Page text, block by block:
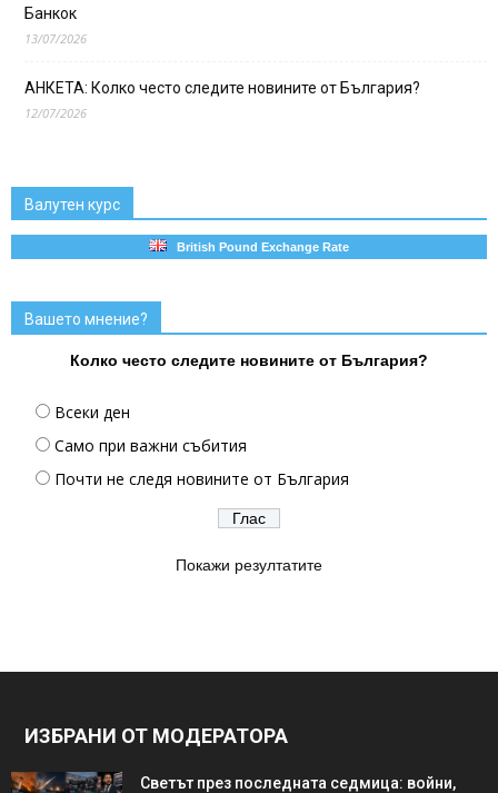
Банкок
13/07/2026
АНКЕТА: Колко често следите новините от България?
12/07/2026
Валутен курс
British Pound Exchange Rate
Вашето мнение?
Колко често следите новините от България?
Всеки ден
Само при важни събития
Почти не следя новините от България
Покажи резултатите
ИЗБРАНИ ОТ МОДЕРАТОРА
Светът през последната седмица: войни,